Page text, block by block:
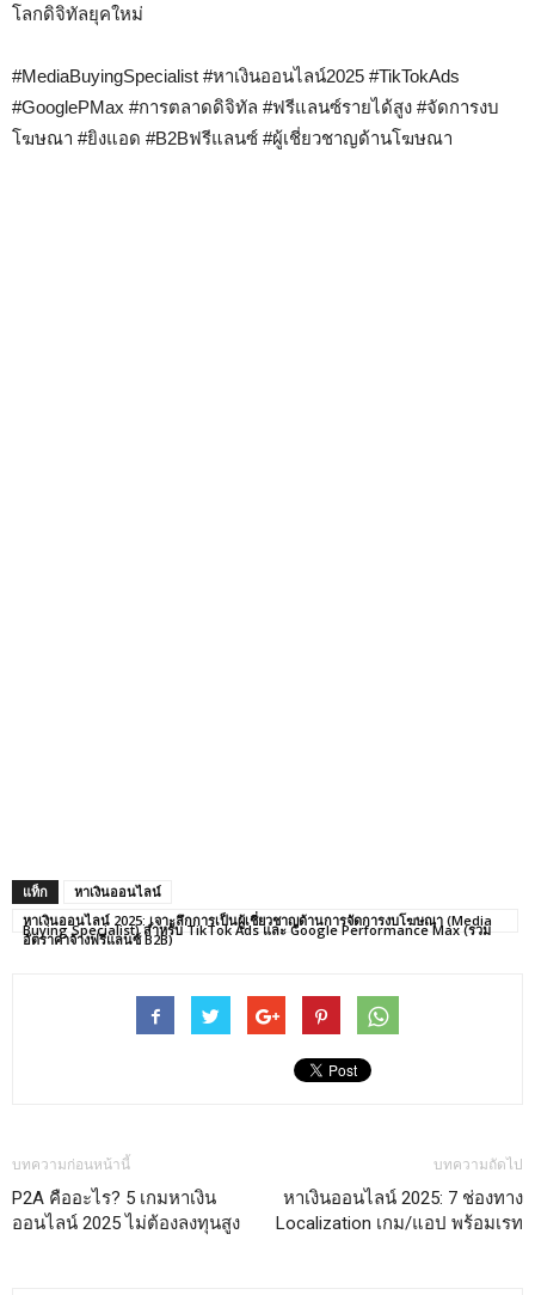
โลกดิจิทัลยุคใหม่
#MediaBuyingSpecialist #หาเงินออนไลน์2025 #TikTokAds
#GooglePMax #การตลาดดิจิทัล #ฟรีแลนซ์รายได้สูง #จัดการงบ
โฆษณา #ยิงแอด #B2Bฟรีแลนซ์ #ผู้เชี่ยวชาญด้านโฆษณา
แท็ก
หาเงินออนไลน์
หาเงินออนไลน์ 2025: เจาะลึกการเป็นผู้เชี่ยวชาญด้านการจัดการงบโฆษณา (Media
Buying Specialist) สำหรับ TikTok Ads และ Google Performance Max (รวม
อัตราค่าจ้างฟรีแลนซ์ B2B)
บทความก่อนหน้านี้
P2A คืออะไร? 5 เกมหาเงิน
ออนไลน์ 2025 ไม่ต้องลงทุนสูง
บทความถัดไป
หาเงินออนไลน์ 2025: 7 ช่องทาง
Localization เกม/แอป พร้อมเรท